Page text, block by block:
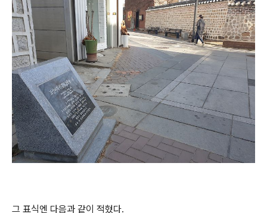
그 표식엔 다음과 같이 적혔다.